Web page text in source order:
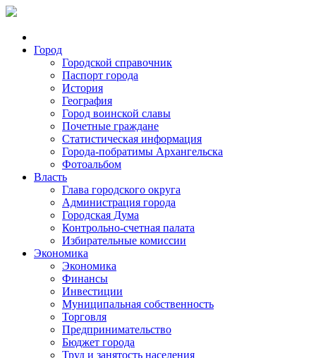
Город
Городской справочник
Паспорт города
История
География
Город воинской славы
Почетные граждане
Статистическая информация
Города-побратимы Архангельска
Фотоальбом
Власть
Глава городского округа
Администрация города
Городская Дума
Контрольно-счетная палата
Избирательные комиссии
Экономика
Экономика
Финансы
Инвестиции
Муниципальная собственность
Торговля
Предпринимательство
Бюджет города
Труд и занятость населения